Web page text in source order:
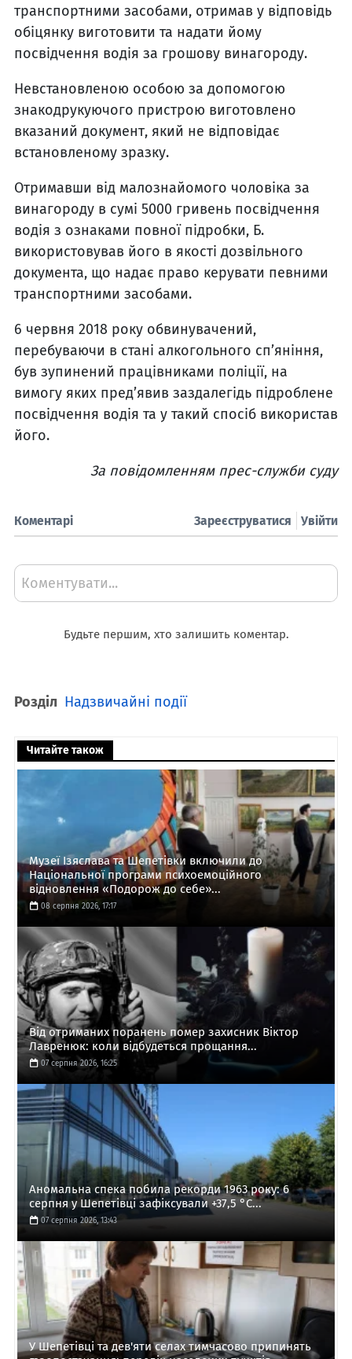
транспортними засобами, отримав у відповідь
обіцянку виготовити та надати йому
посвідчення водія за грошову винагороду.
Невстановленою особою за допомогою
знакодрукуючого пристрою виготовлено
вказаний документ, який не відповідає
встановленому зразку.
Отримавши від малознайомого чоловіка за
винагороду в сумі 5000 гривень посвідчення
водія з ознаками повної підробки, Б.
використовував його в якості дозвільного
документа, що надає право керувати певними
транспортними засобами.
6 червня 2018 року обвинувачений,
перебуваючи в стані алкогольного сп’яніння,
був зупинений працівниками поліції, на
вимогу яких пред’явив заздалегідь підроблене
посвідчення водія та у такий спосіб використав
його.
За повідомленням прес-служби суду
Коментарі Увійти
Зареєструватися
Коментувати...
Будьте першим, хто залишить коментар.
Розділ Надзвичайні події
Читайте також
Музеї Ізяслава та Шепетівки включили до
Національної програми психоемоційного
відновлення «Подорож до себе»...
08 серпня 2026, 17:17
Від отриманих поранень помер захисник Віктор
Лавренюк: коли відбудеться прощання...
07 серпня 2026, 16:25
Аномальна спека побила рекорди 1963 року: 6
серпня у Шепетівці зафіксували +37,5 °C...
07 серпня 2026, 13:43
У Шепетівці та дев'яти селах тимчасово припинять